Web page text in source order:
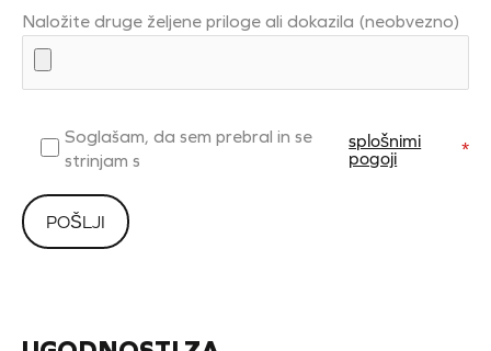
Naložite druge željene priloge ali dokazila (neobvezno)
Soglašam, da sem prebral in se
strinjam s
splošnimi
pogoji
*